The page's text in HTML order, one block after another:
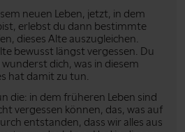
neuen Leben, jetzt, in dem
erlebst du dann bestimmte
dieses Alte auszugleichen.
bewusst längst vergessen. Du
dich, was in diesem
hat damit zu tun.
die: in dem früheren Leben sind
vergessen können, das, was auf
entstanden, dass wir alles aus